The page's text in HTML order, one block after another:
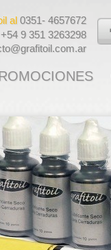
al 0351- 4657672
+54 9 351 3263298